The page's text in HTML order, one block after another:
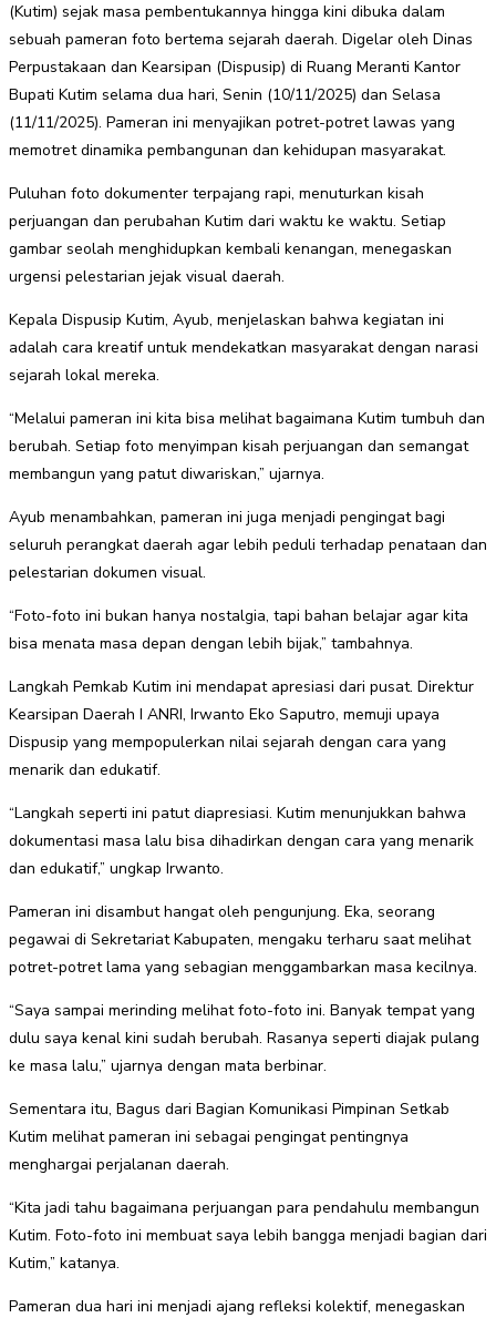
(Kutim) sejak masa pembentukannya hingga kini dibuka dalam
sebuah pameran foto bertema sejarah daerah. Digelar oleh Dinas
Perpustakaan dan Kearsipan (Dispusip) di Ruang Meranti Kantor
Bupati Kutim selama dua hari, Senin (10/11/2025) dan Selasa
(11/11/2025). Pameran ini menyajikan potret-potret lawas yang
memotret dinamika pembangunan dan kehidupan masyarakat.
Puluhan foto dokumenter terpajang rapi, menuturkan kisah
perjuangan dan perubahan Kutim dari waktu ke waktu. Setiap
gambar seolah menghidupkan kembali kenangan, menegaskan
urgensi pelestarian jejak visual daerah.
Kepala Dispusip Kutim, Ayub, menjelaskan bahwa kegiatan ini
adalah cara kreatif untuk mendekatkan masyarakat dengan narasi
sejarah lokal mereka.
“Melalui pameran ini kita bisa melihat bagaimana Kutim tumbuh dan
berubah. Setiap foto menyimpan kisah perjuangan dan semangat
membangun yang patut diwariskan,” ujarnya.
Ayub menambahkan, pameran ini juga menjadi pengingat bagi
seluruh perangkat daerah agar lebih peduli terhadap penataan dan
pelestarian dokumen visual.
“Foto-foto ini bukan hanya nostalgia, tapi bahan belajar agar kita
bisa menata masa depan dengan lebih bijak,” tambahnya.
Langkah Pemkab Kutim ini mendapat apresiasi dari pusat. Direktur
Kearsipan Daerah I ANRI, Irwanto Eko Saputro, memuji upaya
Dispusip yang mempopulerkan nilai sejarah dengan cara yang
menarik dan edukatif.
“Langkah seperti ini patut diapresiasi. Kutim menunjukkan bahwa
dokumentasi masa lalu bisa dihadirkan dengan cara yang menarik
dan edukatif,” ungkap Irwanto.
Pameran ini disambut hangat oleh pengunjung. Eka, seorang
pegawai di Sekretariat Kabupaten, mengaku terharu saat melihat
potret-potret lama yang sebagian menggambarkan masa kecilnya.
“Saya sampai merinding melihat foto-foto ini. Banyak tempat yang
dulu saya kenal kini sudah berubah. Rasanya seperti diajak pulang
ke masa lalu,” ujarnya dengan mata berbinar.
Sementara itu, Bagus dari Bagian Komunikasi Pimpinan Setkab
Kutim melihat pameran ini sebagai pengingat pentingnya
menghargai perjalanan daerah.
“Kita jadi tahu bagaimana perjuangan para pendahulu membangun
Kutim. Foto-foto ini membuat saya lebih bangga menjadi bagian dari
Kutim,” katanya.
Pameran dua hari ini menjadi ajang refleksi kolektif, menegaskan